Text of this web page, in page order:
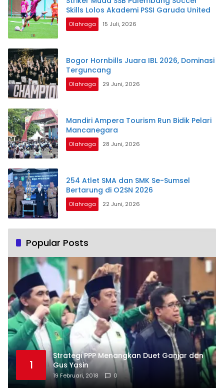
Skills Lolos Akademi PSSI Garuda United
Olahraga 15 Juli, 2026
Bogor Hornbills Juara IBL 2026, Dominasi
Terguncang
Olahraga 29 Juni, 2026
Mandiri Ampera Tourism Run Bidik Pelari
Mancanegara
Olahraga 28 Juni, 2026
254 Atlet SMA dan SMK Se-Sumsel
Bertarung di O2SN 2026
Olahraga 22 Juni, 2026
Popular Posts
1
Strategi PPP Menangkan Duet Ganjar dan
Gus Yasin
19 Februari, 2018 0